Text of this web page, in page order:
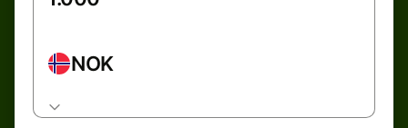
NOK